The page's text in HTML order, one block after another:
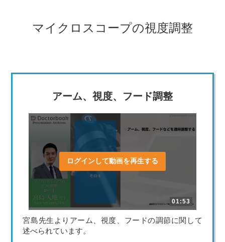
マイクロスコープの視度調整
アーム、視度、フード調整
ログインして動画を再生する
01:53
宮島先生よりアーム、視度、フードの調節に関して
述べられています。